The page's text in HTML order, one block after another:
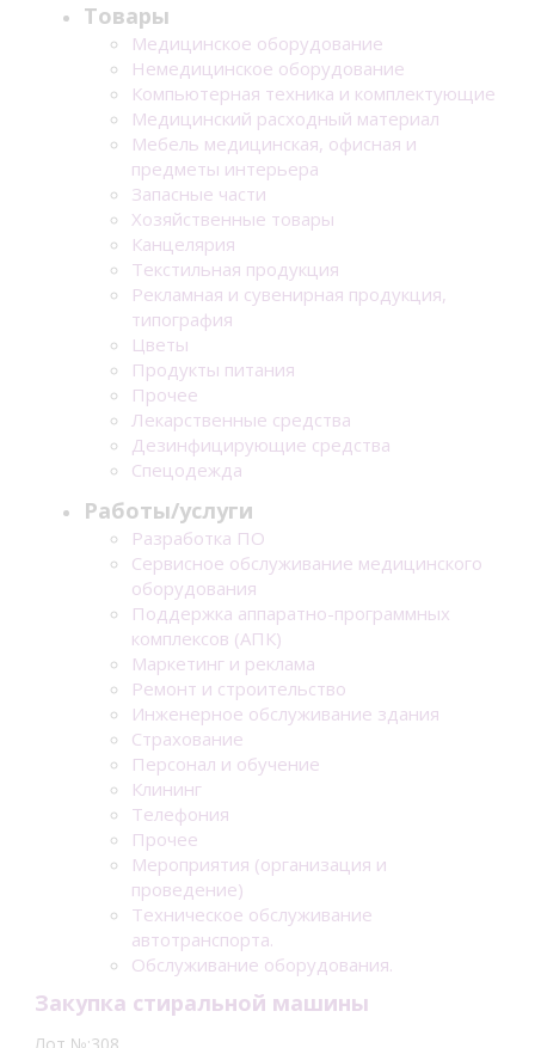
Товары
Медицинское оборудование
Немедицинское оборудование
Компьютерная техника и комплектующие
Медицинский расходный материал
Мебель медицинская, офисная и
предметы интерьера
Запасные части
Хозяйственные товары
Канцелярия
Текстильная продукция
Рекламная и сувенирная продукция,
типография
Цветы
Продукты питания
Прочее
Лекарственные средства
Дезинфицирующие средства
Спецодежда
Работы/услуги
Разработка ПО
Сервисное обслуживание медицинского
оборудования
Поддержка аппаратно-программных
комплексов (АПК)
Маркетинг и реклама
Ремонт и строительство
Инженерное обслуживание здания
Страхование
Персонал и обучение
Клининг
Телефония
Прочее
Мероприятия (организация и
проведение)
Техническое обслуживание
автотранспорта.
Обслуживание оборудования.
Закупка стиральной машины